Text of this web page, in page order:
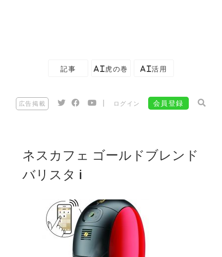
記事 AI虎の巻 AI活用
広告掲載 ログイン 会員登録
ネスカフェ ゴールドブレンド
バリスタ i